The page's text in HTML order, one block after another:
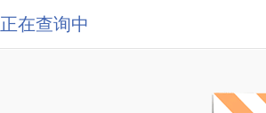
正在查询中